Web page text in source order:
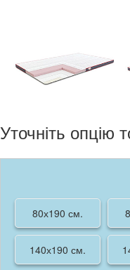
Уточніть опцію
80х190 см.
140х190 см.